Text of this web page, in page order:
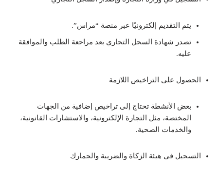
يتم التقديم إلكترونيًا عبر منصة “مراس”.
تصدر شهادة السجل التجاري بعد مراجعة الطلب والموافقة
عليه.
الحصول على التراخيص اللازمة
بعض الأنشطة تحتاج إلى تراخيص إضافية من الجهات
المختصة، مثل التجارة الإلكترونية، والاستشارات القانونية،
والخدمات الصحية.
التسجيل في هيئة الزكاة والضريبة والجمارك